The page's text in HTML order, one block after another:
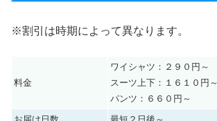
※割引は時期によって異なります。
料金
ワイシャツ：２９０円～
スーツ上下：１６１０円～
パンツ：６６０円～